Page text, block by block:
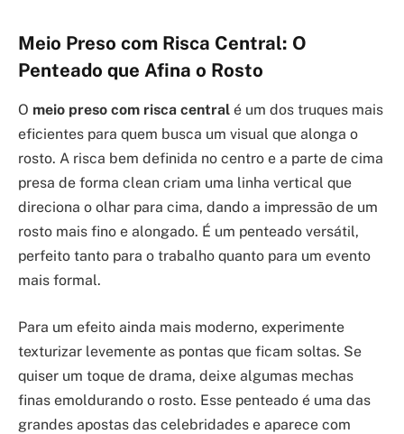
Meio Preso com Risca Central: O
Penteado que Afina o Rosto
O meio preso com risca central é um dos truques mais
eficientes para quem busca um visual que alonga o
rosto. A risca bem definida no centro e a parte de cima
presa de forma clean criam uma linha vertical que
direciona o olhar para cima, dando a impressão de um
rosto mais fino e alongado. É um penteado versátil,
perfeito tanto para o trabalho quanto para um evento
mais formal.
Para um efeito ainda mais moderno, experimente
texturizar levemente as pontas que ficam soltas. Se
quiser um toque de drama, deixe algumas mechas
finas emoldurando o rosto. Esse penteado é uma das
grandes apostas das celebridades e aparece com